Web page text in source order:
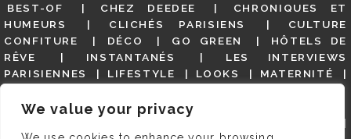
We value your privacy
BEST-OF
CHEZ DEEDEE
CHRONIQUES ET
HUMEURS
CLICHÉS PARISIENS
CULTURE
CONFITURE
DÉCO GO GREEN
HÔTELS DE
RÊVE
INSTANTANÉS
LES INTERVIEWS
PARISIENNES
LIFESTYLE LOOKS
MATERNITÉ
OLDIES
(BUT GOODIES)
PAR ICI LE MAGOT !